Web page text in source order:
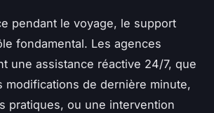
pendant le voyage, le support
fondamental. Les agences
une assistance réactive 24/7, que
modifications de dernière minute,
pratiques, ou une intervention